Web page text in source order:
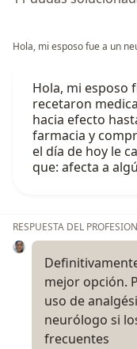
Hola, mi esposo fue a un
Hola, mi esposo
recetaron
hacia efecto
farmacia y
el día de hoy le
que: afecta a
RESPUESTA DEL
mejor opción.
uso de
neurólogo si
frecuentes